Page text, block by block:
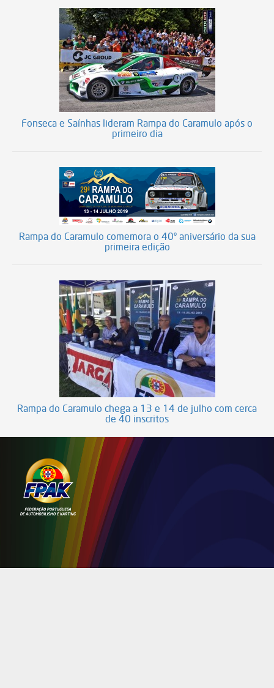
Fonseca e Saínhas lideram Rampa do Caramulo após o
primeiro dia
Rampa do Caramulo comemora o 40º aniversário da sua
primeira edição
Rampa do Caramulo chega a 13 e 14 de julho com cerca
de 40 inscritos